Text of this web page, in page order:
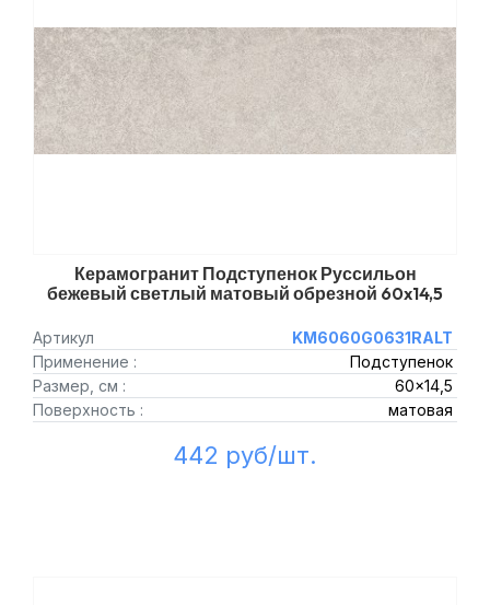
Керамогранит Подступенок Руссильон
бежевый светлый матовый обрезной 60x14,5
Артикул
KM6060G0631RALT
Применение :
Подступенок
Размер, см :
60x14,5
Поверхность :
матовая
442 руб/шт.